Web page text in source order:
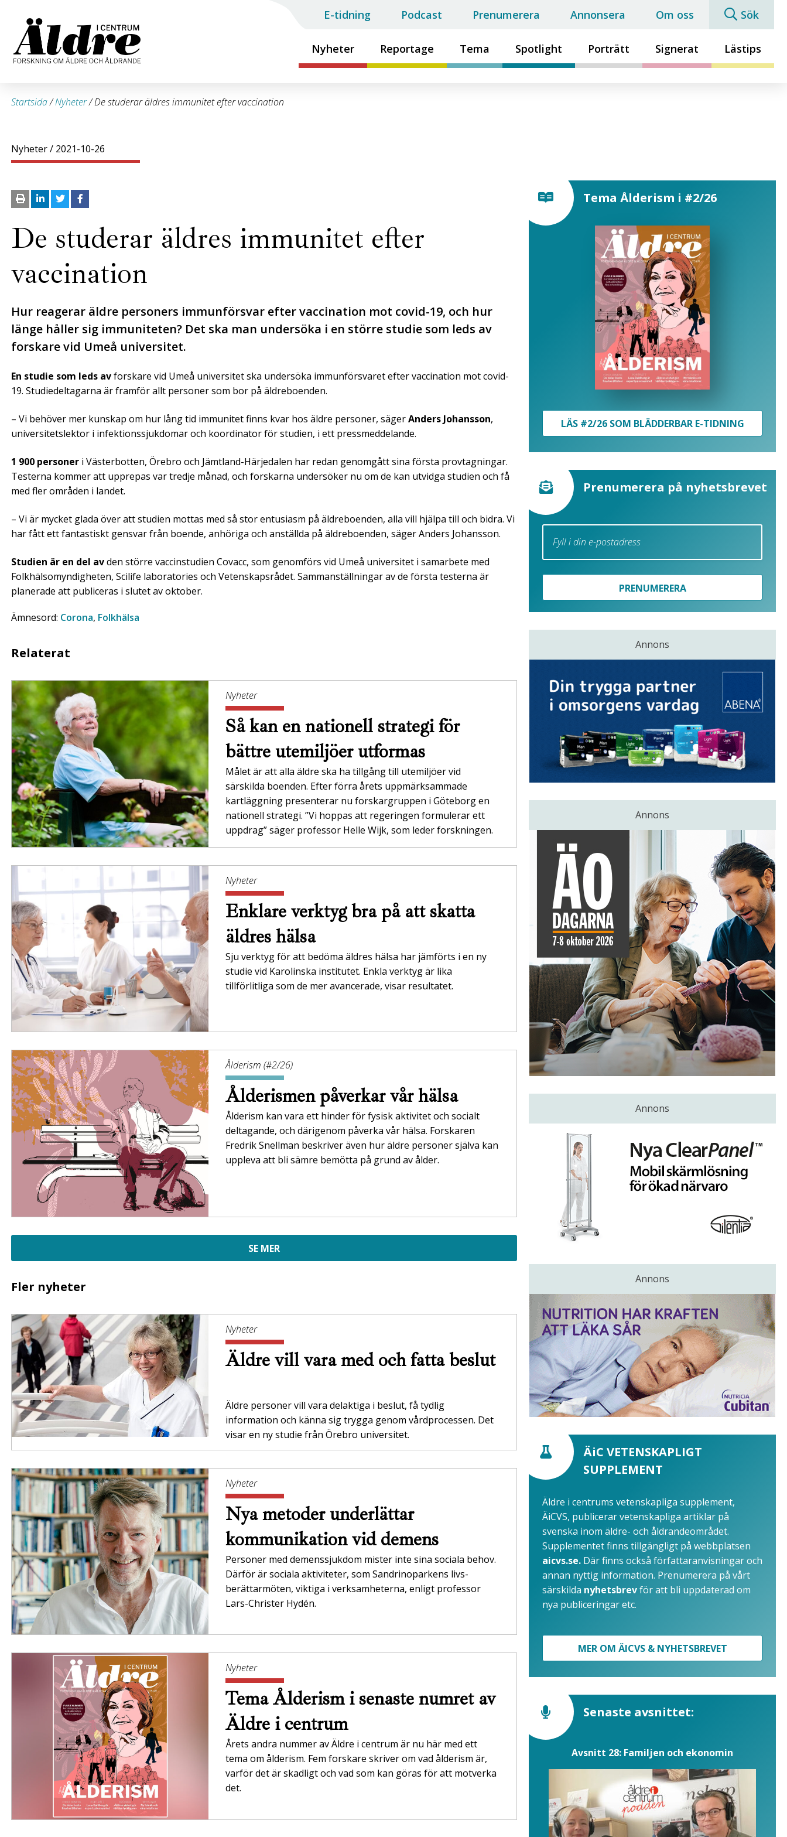
Nyheter Reportage Tema Spotlight Porträtt Signerat Lästips
E-tidning Podcast Prenumerera Annonsera Om oss Sök
Startsida/Nyheter/De studerar äldres immunitet efter vaccination
Nyheter/ 2021-10-26
De studerar äldres immunitet efter
vaccination
Hur reagerar äldre personers immunförsvar efter vaccination mot covid-19, och hur
länge håller sig immuniteten? Det ska man undersöka i en större studie som leds av
forskare vid Umeå universitet.
En studie som leds avforskare vid Umeå universitet ska undersöka immunförsvaret efter vaccination mot covid-
19. Studiedeltagarna är framför allt personer som bor på äldreboenden.
– Vi behöver mer kunskap om hur lång tid immunitet finns kvar hos äldre personer, sägerAnders Johansson,
universitetslektor i infektionssjukdomar och koordinator för studien, i ett pressmeddelande.
1 900 personer i Västerbotten, Örebro och Jämtland-Härjedalen har redan genomgått sina första provtagningar.
Testerna kommer att upprepas var tredje månad, och forskarna undersöker nu om de kan utvidga studien och få
med fler områden i landet.
– Vi är mycket glada över att studien mottas med så stor entusiasm på äldreboenden, alla vill hjälpa till och bidra. Vi
har fått ett fantastiskt gensvar från boende, anhöriga och anställda på äldreboenden, säger Anders Johansson.
Studien är en del avden större vaccinstudien Covacc, som genomförs vid Umeå universitet i samarbete med
Folkhälsomyndigheten, Scilife laboratories och Vetenskapsrådet. Sammanställningar av de första testerna är
planerade att publiceras i slutet av oktober.
Ämnesord: Corona, Folkhälsa
Relaterat
Nyheter
Så kan en nationell strategi för
bättre utemiljöer utformas
Målet är att alla äldre ska ha tillgång till utemiljöer vid
särskilda boenden. Efter förra årets uppmärksammade
kartläggning presenterar nu forskargruppen i Göteborg en
nationell strategi. ”Vi hoppas att regeringen formulerar ett
uppdrag” säger professor Helle Wijk, som leder forskningen.
Nyheter
Enklare verktyg bra på att skatta
äldres hälsa
Sju verktyg för att bedöma äldres hälsa har jämförts i en ny
studie vid Karolinska institutet. Enkla verktyg är lika
tillförlitliga som de mer avancerade, visar resultatet.
Ålderism (#2/26)
Ålderismen påverkar vår hälsa
Ålderism kan vara ett hinder för fysisk aktivitet och socialt
deltagande, och därigenom påverka vår hälsa. Forskaren
Fredrik Snellman beskriver även hur äldre personer själva kan
uppleva att bli sämre bemötta på grund av ålder.
SE MER
Fler nyheter
Nyheter
Äldre vill vara med och fatta beslut
Äldre personer vill vara delaktiga i beslut, få tydlig
information och känna sig trygga genom vårdprocessen. Det
visar en ny studie från Örebro universitet.
Nyheter
Nya metoder underlättar
kommunikation vid demens
Personer med demenssjukdom mister inte sina sociala behov.
Därför är sociala aktiviteter, som Sandrinoparkens livs­
berättarmöten, viktiga i verksamheterna,­ enligt professor
Lars-Christer Hydén.
Nyheter
Tema Ålderism i senaste numret av
Äldre i centrum
Årets andra nummer av Äldre i centrum är nu här med ett
tema om ålderism. Fem forskare skriver om vad ålderism är,
varför det är skadligt och vad som kan göras för att motverka
det.
Tema Ålderism i #2/26
LÄS #2/26 SOM BLÄDDERBAR E-TIDNING
Prenumerera på nyhetsbrevet
PRENUMERERA
Annons
Annons
Annons
Annons
ÄiC VETENSKAPLIGT
SUPPLEMENT
Äldre i centrums vetenskapliga supplement,
ÄiCVS, publicerar vetenskapliga artiklar på
svenska inom äldre- och åldrandeområdet.
Supplementet finns tillgängligt på webbplatsen
aicvs.se. Där finns också författaranvisningar och
annan nyttig information. Prenumerera på vårt
särskilda nyhetsbrevför att bli uppdaterad om
nya publiceringar etc.
MER OM ÄICVS & NYHETSBREVET
Senaste avsnittet:
Avsnitt 28: Familjen och ekonomin